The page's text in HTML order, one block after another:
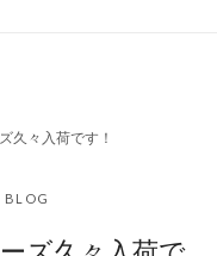
久々入荷です！
BLOG